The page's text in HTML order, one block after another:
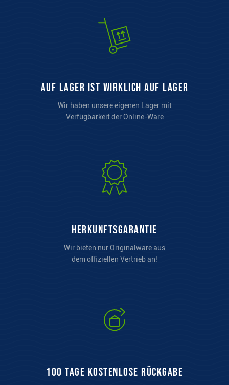
auf Lager ist wirklich auf Lager
Wir haben unsere eigenen Lager mit
Verfügbarkeit der Online-Ware
Herkunftsgarantie
Wir bieten nur Originalware aus
dem offiziellen Vertrieb an!
100 Tage kostenlose Rückgabe